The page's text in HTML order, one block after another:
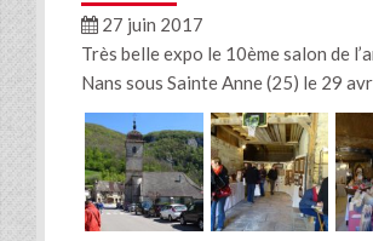
27 juin 2017
Très belle expo le 10ème salon de
Nans sous Sainte Anne (25) le 29